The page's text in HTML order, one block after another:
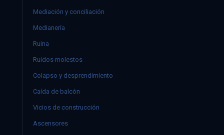
Mediación y conciliación
Medianería
Ruina
Ruidos molestos
Colapso y desprendimiento
Caída de balcón
Vicios de construcción
Ascensores